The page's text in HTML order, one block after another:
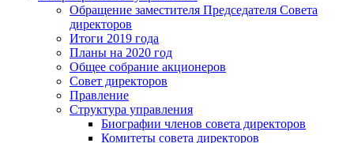
Обращение заместителя Председателя Совета
директоров
Итоги 2019 года
Планы на 2020 год
Общее собрание акционеров
Совет директоров
Правление
Структура управления
Биографии членов совета директоров
Комитеты совета директоров